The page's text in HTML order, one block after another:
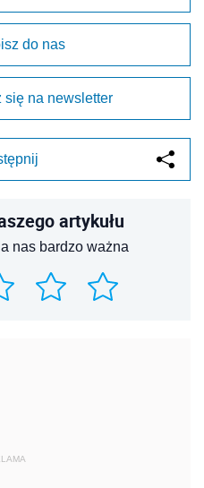
do nas
się na newsletter
artykułu
nas bardzo ważna